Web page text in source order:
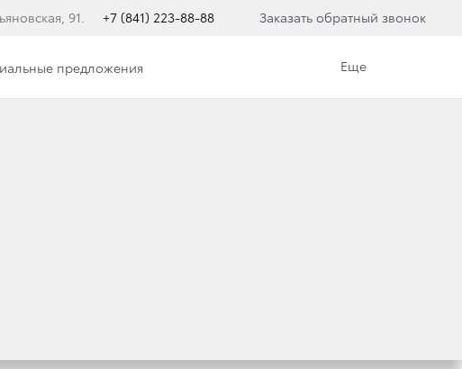
91. +7 (841) 223-88-88 Заказать обратный звонок
предложения Еще
ИТОГИ